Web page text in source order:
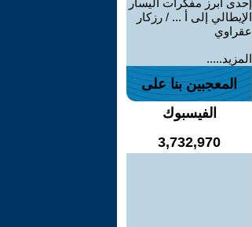
إحدى أبرز مفكرات اليسار
الإيطالي إلى أ ... / رزكار
عقراوي
المزيد.....
المعجبين بنا على
الفيسبوك
3,732,970